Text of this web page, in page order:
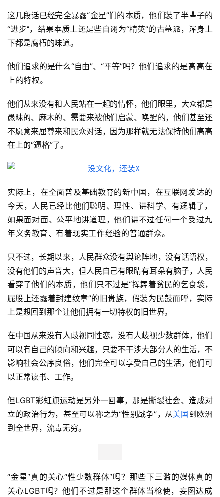
这几段话已经完全暴露“金星”们的本质，他们装了半辈子的
“进步”，结果本质上还是些自诩为“精英”的古墓派，浑身上
下都是腐朽的味道。
他们追求的是什么“自由”、“平等”吗？ 他们追求的是高高在
上的特权。
他们从来没有和人民站在一起的情怀，他们眼里，大众都是
愚昧的、麻木的、需要来被他们启蒙、唤醒的，他们甚至还
不愿意来屈尊来和民众对话，因为那样就无法保持他们高高
在上的“逼格”了。
实际上，在全面普及基础教育的新中国，在互联网发达的
今天，人民已经比他们聪明、理性、讲科学、有逻辑了，
如果面对面、公平地讲道理，他们讲不过任何一个受过九
年义务教育、有着现实工作经验的普通群众。
只不过，长期以来，人民群众没有舆论阵地，没有话语权，
没有他们的声音大，但人民自己有眼睛有耳朵有脑子，人民
看穿了他们的本质，他们只不过是“挥舞着贫民的乞食袋，
屁股上还露着封建纹章”的旧贵族，假装为民鼓而呼，实际
上是想回到那个让他们拥有一切特权的旧世界。
在中国从来没有人歧视同性恋，没有人歧视少数群体，他们
可以有自己的倾向和兴趣，只要不干涉大部分人的生活，不
影响社会公序良俗，他们完全可以享受自己的生活，他们可
以正常读书、工作。
但LGBT彩虹旗运动是另外一回事，那是撕裂社会、造成对
立的政治行为，甚至可以称之为“性别战争”，从美国 到欧洲
到全世界，流毒无穷。
“金星”真的关心“性少数群体”吗？ 那些下三滥的媒体真的
关心LGBT吗？ 他们不过是那这个群体当枪使，妄图达成